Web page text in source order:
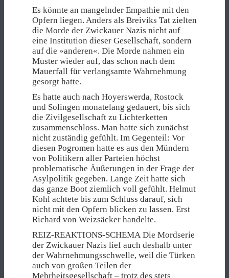
Es könnte an mangelnder Empathie mit den
Opfern liegen. Anders als Breiviks Tat zielten
die Morde der Zwickauer Nazis nicht auf
eine Institution dieser Gesellschaft, sondern
auf die »anderen«. Die Morde nahmen ein
Muster wieder auf, das schon nach dem
Mauerfall für verlangsamte Wahrnehmung
gesorgt hatte.
Es hatte auch nach Hoyerswerda, Rostock
und Solingen monatelang gedauert, bis sich
die Zivilgesellschaft zu Lichterketten
zusammenschloss. Man hatte sich zunächst
nicht zuständig gefühlt. Im Gegenteil: Vor
diesen Pogromen hatte es aus den Mündern
von Politikern aller Parteien höchst
problematische Äußerungen in der Frage der
Asylpolitik gegeben. Lange Zeit hatte sich
das ganze Boot ziemlich voll gefühlt. Helmut
Kohl achtete bis zum Schluss darauf, sich
nicht mit den Opfern blicken zu lassen. Erst
Richard von Weizsäcker handelte.
REIZ-REAKTIONS-SCHEMA Die Mordserie
der Zwickauer Nazis lief auch deshalb unter
der Wahrnehmungsschwelle, weil die Türken
auch von großen Teilen der
Mehrheitsgesellschaft – trotz des stets